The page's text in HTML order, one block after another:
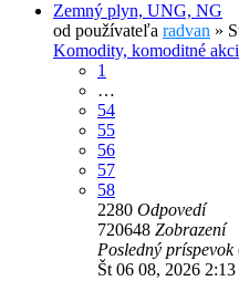
Zemný plyn, UNG, NG
od používateľa radvan »
Komodity, komoditné
1
…
54
55
56
57
58
2280 Odpovedí
720648 Zobrazení
Posledný príspevok
Št 06 08, 2026